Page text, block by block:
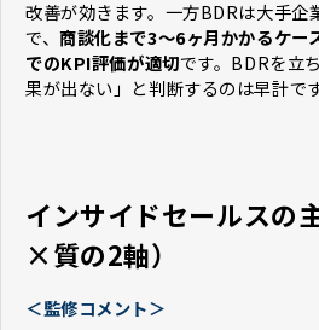
改善が効きます。一方BDRは大手企
で、商談化まで3〜6ヶ月かかるケー
でのKPI評価が適切です。BDRを立
果が出ない」と判断するのは早計です
インサイドセールスの
×質の2軸）
＜監修コメント＞